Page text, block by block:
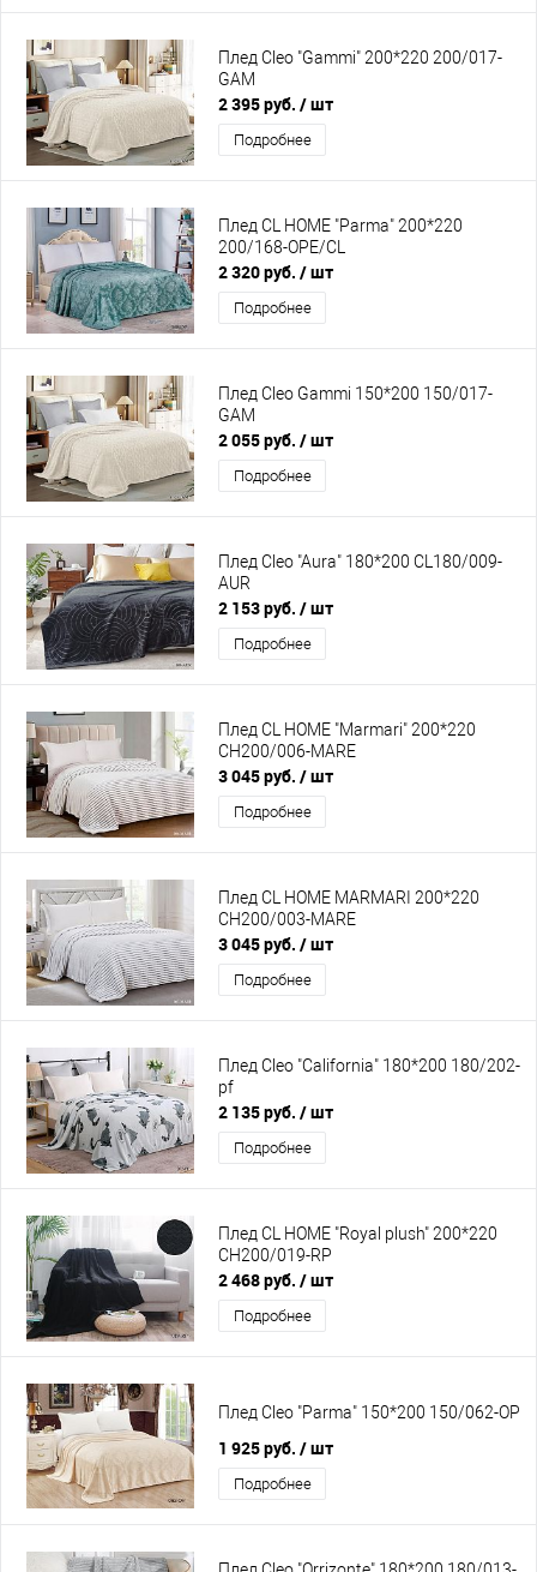
Плед Cleo "Gammi" 200*220 200/017-
GAM
2 395 руб. / шт
Подробнее
Плед CL HOME "Parma" 200*220
200/168-OPE/CL
2 320 руб. / шт
Подробнее
Плед Cleo Gammi 150*200 150/017-
GAM
2 055 руб. / шт
Подробнее
Плед Cleo "Aura" 180*200 CL180/009-
AUR
2 153 руб. / шт
Подробнее
Плед CL HOME "Marmari" 200*220
CH200/006-MARE
3 045 руб. / шт
Подробнее
Плед CL HOME MARMARI 200*220
CH200/003-MARE
3 045 руб. / шт
Подробнее
Плед Cleo "California" 180*200 180/202-
pf
2 135 руб. / шт
Подробнее
Плед CL HOME "Royal plush" 200*220
CH200/019-RP
2 468 руб. / шт
Подробнее
Плед Cleo "Parma" 150*200 150/062-OP
1 925 руб. / шт
Подробнее